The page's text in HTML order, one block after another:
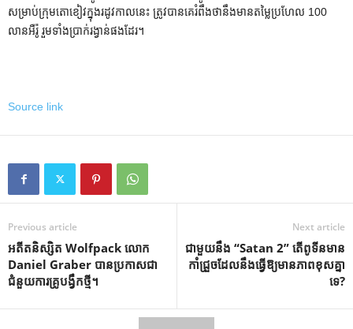
សម្រាប់ក្រុមតោខៀវក្នុងរដូវកាលនេះ ត្រូវបានគេរំពឹងថានឹងមានតម្លៃប្រហែល 100
លានអឺរ៉ូ រួមទាំងប្រាក់រង្វាន់ផងដែរ។
Source link
Previous article
អតីតនិស្សិត Wolfpack លោក
Daniel Graber បានប្រកាសជា
ជំនួយការគ្រូបង្វឹកថ្មី។
Next article
ជាមួយនឹង “Satan 2” តើពូទីនមាន
កាំជ្រួចដែលនឹងធ្វើឱ្យមានភាពខុសគ្នា
ទេ?